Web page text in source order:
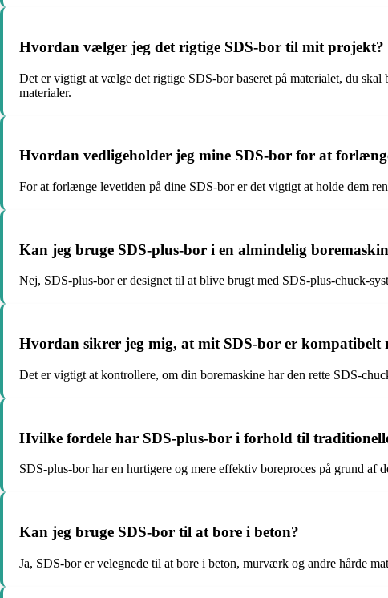
Hvordan vælger jeg det rigtige SDS-bor til mit projekt?
Det er vigtigt at vælge det rigtige SDS-bor baseret på materialet, du
materialer.
Hvordan vedligeholder jeg mine SDS-bor for at
For at forlænge levetiden på dine SDS-bor er det vigtigt at holde dem
Kan jeg bruge SDS-plus-bor i en almindelig
Nej, SDS-plus-bor er designet til at blive brugt med SDS-plus-chuck-
Hvordan sikrer jeg mig, at mit SDS-bor er kompatibelt
Det er vigtigt at kontrollere, om din boremaskine har den rette SDS-
Hvilke fordele har SDS-plus-bor i forhold til
SDS-plus-bor har en hurtigere og mere effektiv boreproces på grund
Kan jeg bruge SDS-bor til at bore i beton?
Ja, SDS-bor er velegnede til at bore i beton, murværk og andre hårde